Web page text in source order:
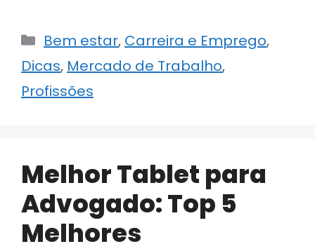
Categorias
Bem estar, Carreira e Emprego,
Dicas, Mercado de Trabalho,
Profissões
Melhor Tablet para
Advogado: Top 5
Melhores